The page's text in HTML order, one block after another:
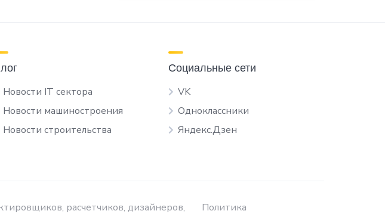
Новости IT сектора
Новости машиностроения
Новости строительства
Социальные сети
VK
Одноклассники
Яндекс.Дзен
расчетчиков, дизайнеров,
Политика